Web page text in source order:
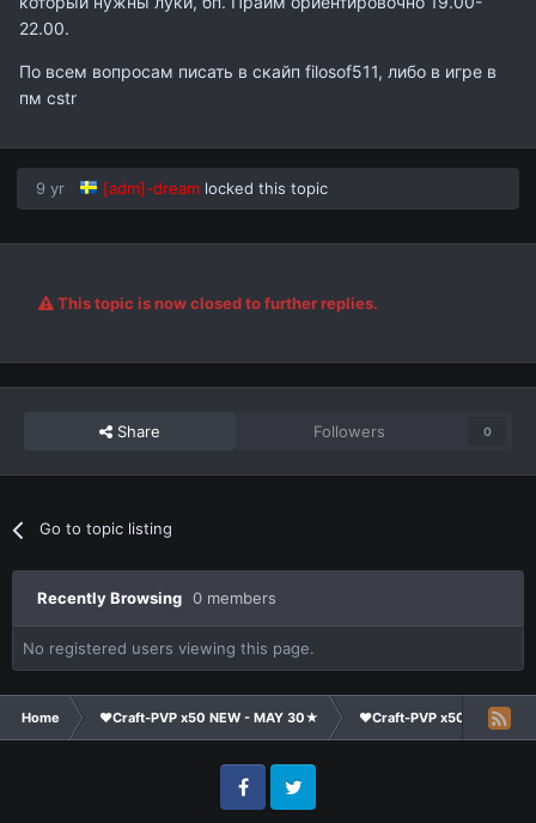
22.00.
По всем вопросам писать в скайп filosof511, либо в игре в
пм cstr
9 yr [adm]-dream locked this topic
This topic is now closed to further replies.
Share Followers 0
Go to topic listing
Recently Browsing 0 members
No registered users viewing this page.
Home ❤Craft-PVP x50 NEW - MAY 30★ ❤Craft-PVP x50★
FacebookTwitter